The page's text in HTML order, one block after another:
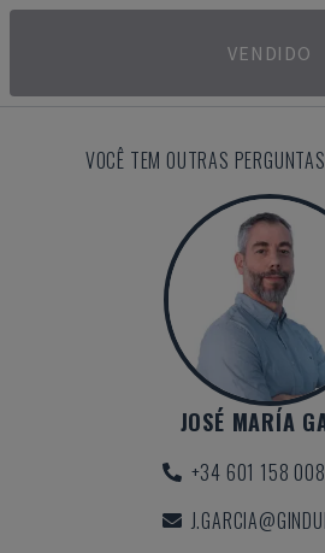
VENDIDO
VOCÊ TEM OUTRAS
JOSÉ MARÍA
+34 601 158 008